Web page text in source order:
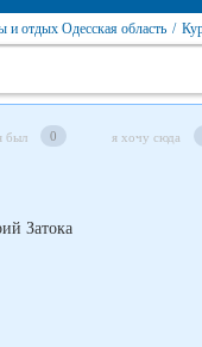
и отдых Одесская область /
был 0 я хочу сюда